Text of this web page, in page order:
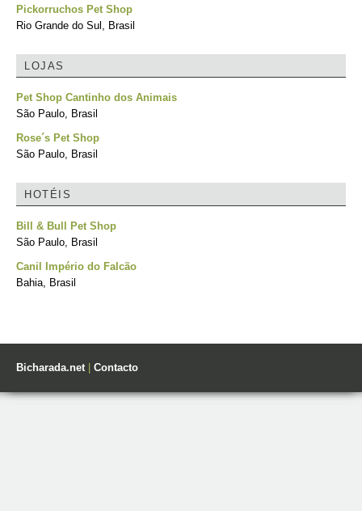
Pickorruchos Pet Shop
Rio Grande do Sul, Brasil
LOJAS
Pet Shop Cantinho dos Animais
São Paulo, Brasil
Rose´s Pet Shop
São Paulo, Brasil
HOTÉIS
Bill & Bull Pet Shop
São Paulo, Brasil
Canil Império do Falcão
Bahia, Brasil
Bicharada.net| Contacto